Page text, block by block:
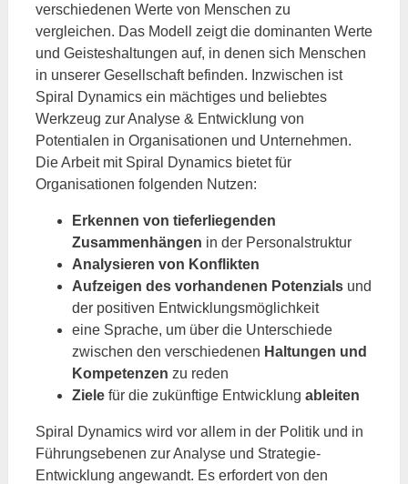
verschiedenen Werte von Menschen zu
vergleichen. Das Modell zeigt die dominanten Werte
und Geisteshaltungen auf, in denen sich Menschen
in unserer Gesellschaft befinden. Inzwischen ist
Spiral Dynamics ein mächtiges und beliebtes
Werkzeug zur Analyse & Entwicklung von
Potentialen in Organisationen und Unternehmen.
Die Arbeit mit Spiral Dynamics bietet für
Organisationen folgenden Nutzen:
Erkennen von tieferliegenden
Zusammenhängen in der Personalstruktur
Analysieren von Konflikten
Aufzeigen des vorhandenen Potenzials und
der positiven Entwicklungsmöglichkeit
eine Sprache, um über die Unterschiede
zwischen den verschiedenen Haltungen und
Kompetenzen zu reden
Ziele für die zukünftige Entwicklung ableiten
Spiral Dynamics wird vor allem in der Politik und in
Führungsebenen zur Analyse und Strategie-
Entwicklung angewandt. Es erfordert von den